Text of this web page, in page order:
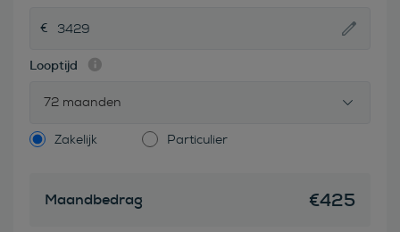
Looptijd
72 maanden
Zakelijk Particulier
Maandbedrag €425